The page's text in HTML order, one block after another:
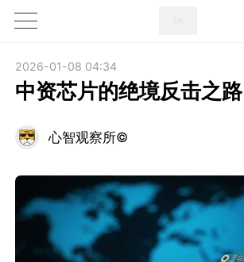
1X
2026-01-08 04:34
中资芯片的绝境反击之路
心智观察所©